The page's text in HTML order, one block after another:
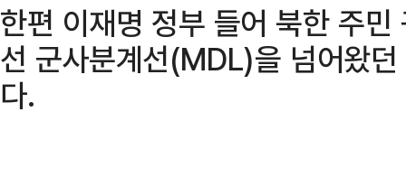
한편 이재명 정부 들어 북한 주
선 군사분계선(MDL)을 넘어왔
다.